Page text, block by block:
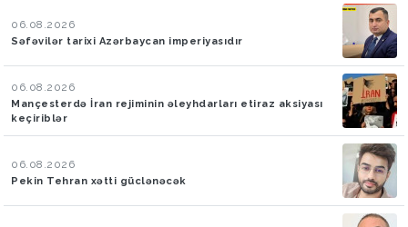
06.08.2026
Səfəvilər tarixi Azərbaycan imperiyasıdır
06.08.2026
Mançesterdə İran rejiminin əleyhdarları etiraz aksiyası
keçiriblər
06.08.2026
Pekin Tehran xətti güclənəcək